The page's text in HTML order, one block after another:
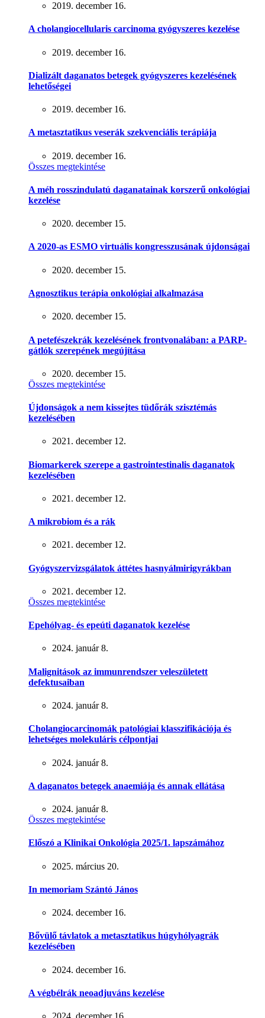
2019. december 16.
A cholangiocellularis carcinoma gyógyszeres kezelése
2019. december 16.
Dializált daganatos betegek gyógyszeres kezelésének
lehetőségei
2019. december 16.
A metasztatikus veserák szekvenciális terápiája
2019. december 16.
Összes megtekintése
A méh rosszindulatú daganatainak korszerű onkológiai
kezelése
2020. december 15.
A 2020-as ESMO virtuális kongresszusának újdonságai
2020. december 15.
Agnosztikus terápia onkológiai alkalmazása
2020. december 15.
A petefészekrák kezelésének frontvonalában: a PARP-
gátlók szerepének megújítása
2020. december 15.
Összes megtekintése
Újdonságok a nem kissejtes tüdőrák szisztémás
kezelésében
2021. december 12.
Biomarkerek szerepe a gastrointestinalis daganatok
kezelésében
2021. december 12.
A mikrobiom és a rák
2021. december 12.
Gyógyszervizsgálatok áttétes hasnyálmirigyrákban
2021. december 12.
Összes megtekintése
Epehólyag- és epeúti daganatok kezelése
2024. január 8.
Malignitások az immunrendszer veleszületett
defektusaiban
2024. január 8.
Cholangiocarcinomák patológiai klasszifikációja és
lehetséges molekuláris célpontjai
2024. január 8.
A daganatos betegek anaemiája és annak ellátása
2024. január 8.
Összes megtekintése
Előszó a Klinikai Onkológia 2025/1. lapszámához
2025. március 20.
In memoriam Szántó János
2024. december 16.
Bővülő távlatok a metasztatikus húgyhólyagrák
kezelésében
2024. december 16.
A végbélrák neoadjuváns kezelése